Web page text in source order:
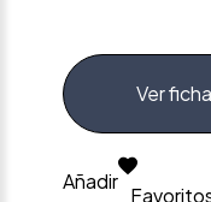
Ver ficha
Añadir